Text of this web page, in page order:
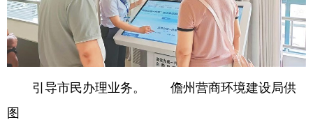
引导市民办理业务。 儋州营商环境建设局供
图